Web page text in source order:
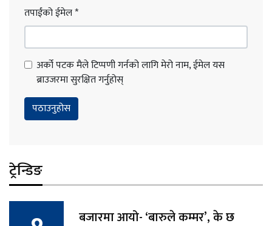
तपाईंको ईमेल*
अर्को पटक मैले टिप्पणी गर्नको लागि मेरो नाम, ईमेल यस
ब्राउजरमा सुरक्षित गर्नुहोस्
ट्रेन्डिङ
बजारमा आयो- ‘बारुले कम्मर’, के छ